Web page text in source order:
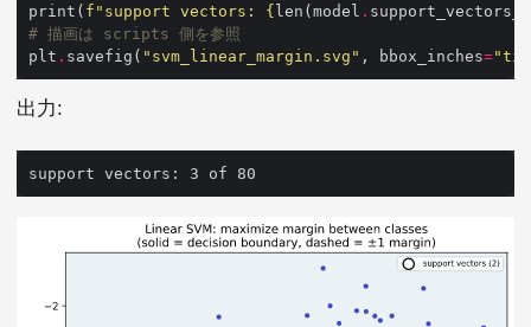
print( f "support vectors: { len(model . support_vectors_)
# 描画は scripts 側を参照
plt . savefig( "svm_linear_margin.svg" , bbox_inches=
出力: